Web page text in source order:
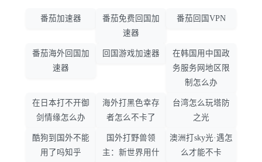
番茄加速器
番茄免费回国加
速器
番茄回国VPN
番茄海外回国加
速器
回国游戏加速器
在韩国用中国政
务服务网地区限
制怎么办
在日本打不开御
剑情缘怎么办
海外打黑色幸存
者怎么不卡了
台湾怎么玩塔防
之光
酷狗到国外不能
用了吗知乎
国外打野兽领
主：新世界用什
澳洲打sky光·遇怎
么才能不卡